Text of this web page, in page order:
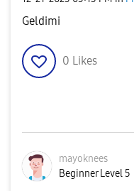
Geldimi
0 Likes
mayoknees
Beginner Level 5